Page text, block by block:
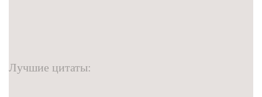
Лучшие цитаты: